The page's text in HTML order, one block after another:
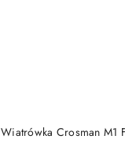
Wiatrówka Crosman M1
DO